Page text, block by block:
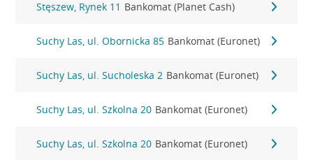
Stęszew, Rynek 11 Bankomat (Planet Cash)
Suchy Las, ul. Obornicka 85 Bankomat (Euronet)
Suchy Las, ul. Sucholeska 2 Bankomat (Euronet)
Suchy Las, ul. Szkolna 20 Bankomat (Euronet)
Suchy Las, ul. Szkolna 20 Bankomat (Euronet)